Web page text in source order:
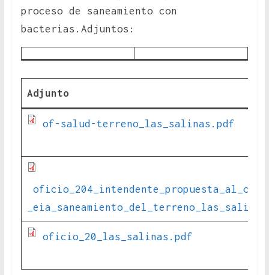
proceso de saneamiento con
bacterias.Adjuntos:
Adjunto
of-salud-terreno_las_salinas.pdf
oficio_20_las_salinas.pdf